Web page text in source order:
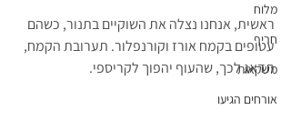
מלוח
חריף
משקאות
אורחים הגיעו
ראשית, אנחנו נצלה את השוקיים בתנור, כשהם
עטופים בקמח אורז וקורנפלור. תערובת הקמח,
תדאג לכך, שהעוף יהפוך לקריספי.